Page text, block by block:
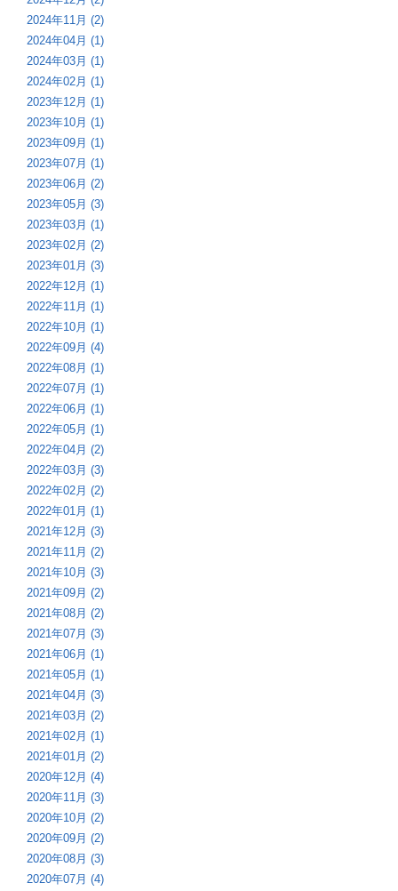
2024年11月 (2)
2024年04月 (1)
2024年03月 (1)
2024年02月 (1)
2023年12月 (1)
2023年10月 (1)
2023年09月 (1)
2023年07月 (1)
2023年06月 (2)
2023年05月 (3)
2023年03月 (1)
2023年02月 (2)
2023年01月 (3)
2022年12月 (1)
2022年11月 (1)
2022年10月 (1)
2022年09月 (4)
2022年08月 (1)
2022年07月 (1)
2022年06月 (1)
2022年05月 (1)
2022年04月 (2)
2022年03月 (3)
2022年02月 (2)
2022年01月 (1)
2021年12月 (3)
2021年11月 (2)
2021年10月 (3)
2021年09月 (2)
2021年08月 (2)
2021年07月 (3)
2021年06月 (1)
2021年05月 (1)
2021年04月 (3)
2021年03月 (2)
2021年02月 (1)
2021年01月 (2)
2020年12月 (4)
2020年11月 (3)
2020年10月 (2)
2020年09月 (2)
2020年08月 (3)
2020年07月 (4)